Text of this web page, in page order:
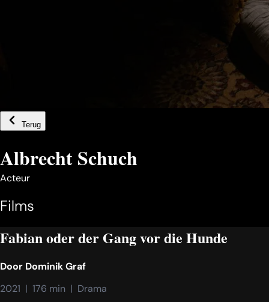
Terug
Albrecht Schuch
Acteur
Films
Fabian oder der Gang vor die Hunde
Door Dominik Graf
2021  |  176 min  |  Drama